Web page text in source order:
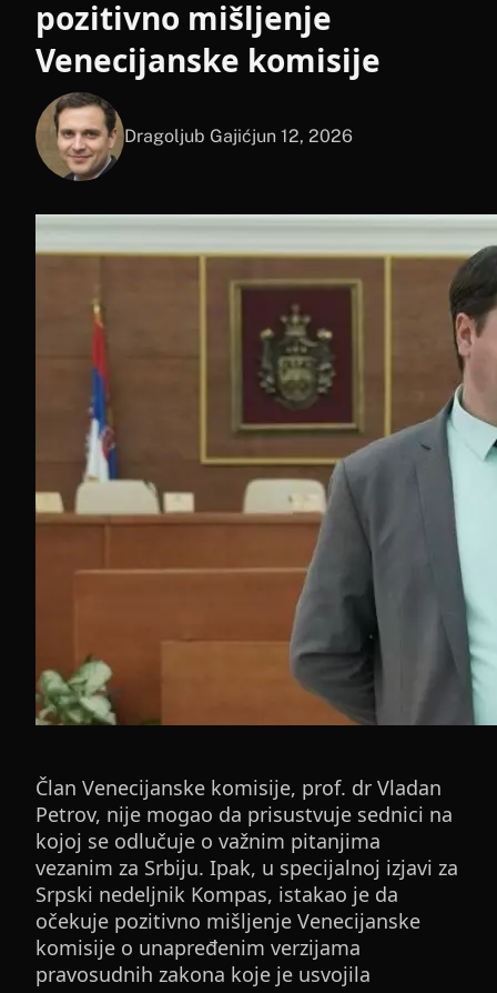
pozitivno mišljenje
Venecijanske komisije
Dragoljub Gajićjun 12, 2026
Član Venecijanske komisije, prof. dr Vladan
Petrov, nije mogao da prisustvuje sednici na
kojoj se odlučuje o važnim pitanjima
vezanim za Srbiju. Ipak, u specijalnoj izjavi za
Srpski nedeljnik Kompas, istakao je da
očekuje pozitivno mišljenje Venecijanske
komisije o unapređenim verzijama
pravosudnih zakona koje je usvojila